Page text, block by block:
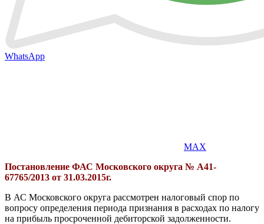
WhatsApp
MAX
Постановление ФАС Московского округа № А41-
67765/2013 от 31.03.2015г.
В АС Московского округа рассмотрен налоговый спор по
вопросу определения периода признания в расходах по налогу
на прибыль просроченной дебиторской задолженности.